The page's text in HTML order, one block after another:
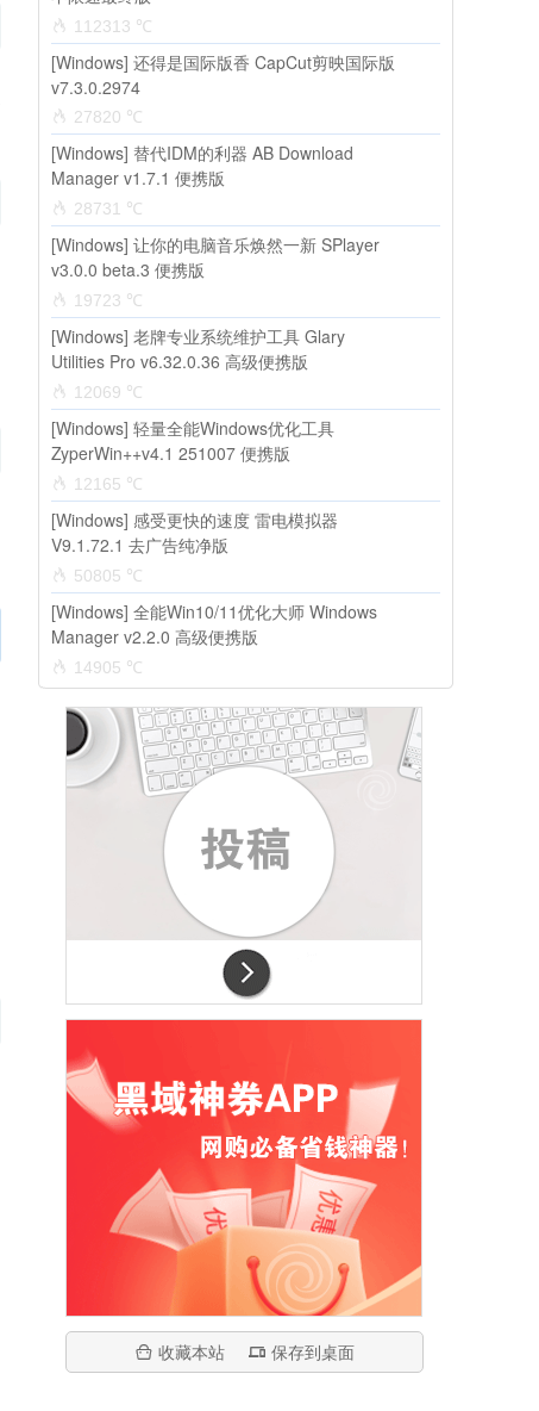
112313 ℃
[Windows] 还得是国际版香 CapCut剪映国际版
v7.3.0.2974
27820 ℃
[Windows] 替代IDM的利器 AB Download
Manager v1.7.1 便携版
28731 ℃
[Windows] 让你的电脑音乐焕然一新 SPlayer
v3.0.0 beta.3 便携版
19723 ℃
[Windows] 老牌专业系统维护工具 Glary
Utilities Pro v6.32.0.36 高级便携版
12069 ℃
[Windows] 轻量全能Windows优化工具
ZyperWin++v4.1 251007 便携版
12165 ℃
[Windows] 感受更快的速度 雷电模拟器
V9.1.72.1 去广告纯净版
50805 ℃
[Windows] 全能Win10/11优化大师 Windows
Manager v2.2.0 高级便携版
14905 ℃
收藏本站 保存到桌面